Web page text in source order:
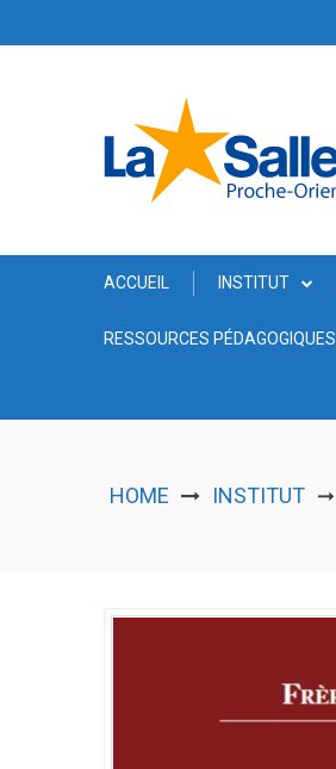
ACCUEIL INSTITUT
RESSOURCES PÉDAGOGIQUES
HOME INSTITUT ➞